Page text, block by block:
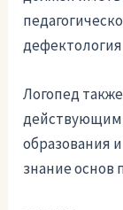
Логопед
действующим
образования
знание основ